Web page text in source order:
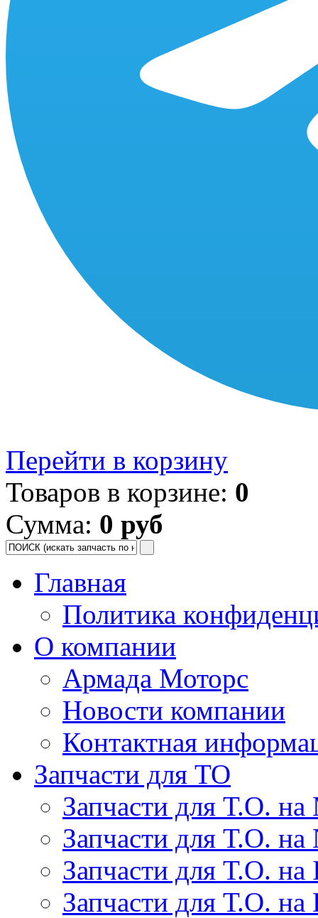
Перейти в корзину
Товаров в корзине: 0
Сумма: 0 руб
Главная
Политика
О компании
Армада Моторс
Новости компании
Контактная
Запчасти для ТО
Запчасти для Т.О. на
Запчасти для Т.О. на
Запчасти для Т.О.
Запчасти для Т.О. на